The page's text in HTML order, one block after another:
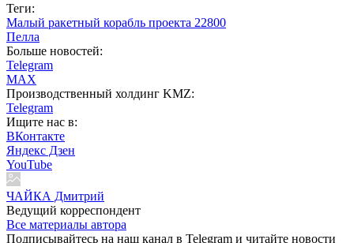
Теги:
Малый ракетный корабль проекта 22800
Пелла
Больше новостей:
Telegram
MAX
Производственный холдинг KMZ:
Telegram
Ищите нас в:
ВКонтакте
Яндекс Дзен
YouTube
ЧАЙКА Дмитрий
Ведущий корреспондент
Все материалы автора
Подписывайтесь на наш канал в Telegram и читайте новости